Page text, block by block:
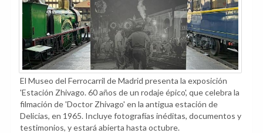
El Museo del Ferrocarril de Madrid presenta la exposición
'Estación Zhivago. 60 años de un rodaje épico', que celebra la
filmación de 'Doctor Zhivago' en la antigua estación de
Delicias, en 1965. Incluye fotografías inéditas, documentos y
testimonios, y estará abierta hasta octubre.